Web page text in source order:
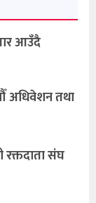
आउँदै
अधिवेशन तथा
रक्तदाता संघ